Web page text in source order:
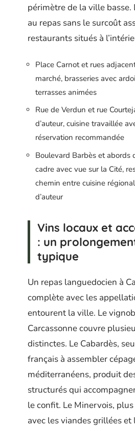
périmètre de la ville basse.
au repas sans le surcoût
restaurants situés à
Place Carnot et rues
marché, brasseries avec
terrasses animées
Rue de Verdun et rue
d’auteur, cuisine travaillée
réservation recommandée
Boulevard Barbès et abords
cadre avec vue sur la Cité,
chemin entre cuisine
d’auteur
Vins locaux et
: un
typique
Un repas languedocien à
complète avec les
entourent la ville. Le
Carcassonne couvre
distinctes. Le Cabardès,
français à assembler
méditerranéens, produit
structurés qui
le confit. Le Minervois,
avec les viandes grillées et